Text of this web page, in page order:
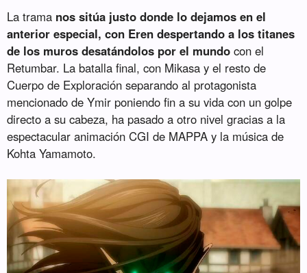
La trama nos sitúa justo donde lo dejamos en el
anterior especial, con Eren despertando a los titanes
de los muros desatándolos por el mundo con el
Retumbar. La batalla final, con Mikasa y el resto de
Cuerpo de Exploración separando al protagonista
mencionado de Ymir poniendo fin a su vida con un golpe
directo a su cabeza, ha pasado a otro nivel gracias a la
espectacular animación CGI de MAPPA y la música de
Kohta Yamamoto.